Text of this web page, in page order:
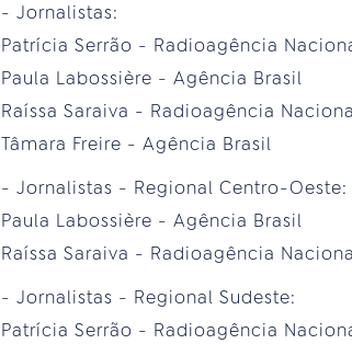
- Jornalistas:
Patrícia Serrão - Radioagência
Paula Labossière - Agência Brasil
Raíssa Saraiva - Radioagência
Tâmara Freire - Agência Brasil
- Jornalistas - Regional Centro-Oeste:
Paula Labossière - Agência Brasil
Raíssa Saraiva - Radioagência
- Jornalistas - Regional Sudeste:
Patrícia Serrão - Radioagência